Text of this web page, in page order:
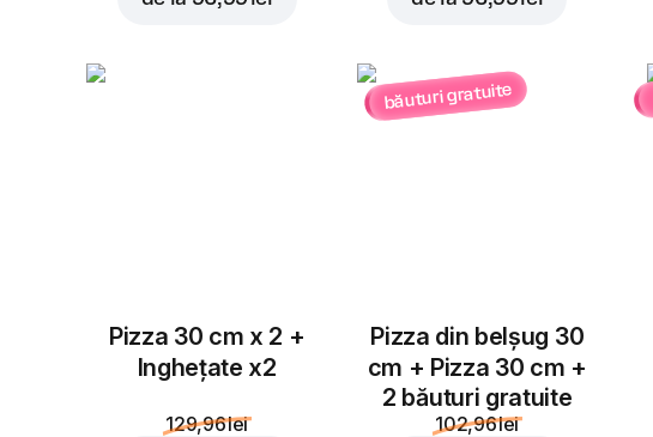
Pizza 30 cm x 2 +
Inghețate x2
129,96 lei
băuturi gratuite
Pizza din belșug 30
cm + Pizza 30 cm +
2 băuturi gratuite
102,96 lei